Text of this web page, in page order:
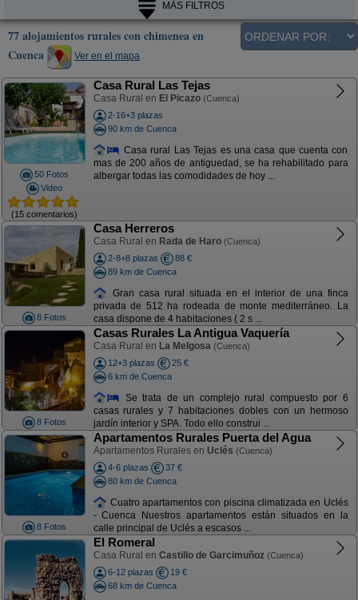
MÁS FILTROS
77 alojamientos rurales con chimenea en
Cuenca
Ver en el mapa
50 Fotos
Video
(15 comentarios)
Casa Rural Las Tejas
Casa Rural en El Picazo (Cuenca)
2-16+3 plazas
90 km de Cuenca
Casa rural Las Tejas es una casa que cuenta con
mas de 200 años de antiguedad, se ha rehabilitado para
albergar todas las comodidades de hoy ...
8 Fotos
Casa Herreros
Casa Rural en Rada de Haro (Cuenca)
2-8+8 plazas
88 €
89 km de Cuenca
Gran casa rural situada en el interior de una finca
privada de 512 ha rodeada de monte mediterráneo. La
casa dispone de 4 habitaciones ( 2 s ...
8 Fotos
Casas Rurales La Antigua Vaquería
Casa Rural en La Melgosa (Cuenca)
12+3 plazas
25 €
6 km de Cuenca
Se trata de un complejo rural compuesto por 6
casas rurales y 7 habitaciones dobles con un hermoso
jardín interior y SPA. Todo ello construi ...
8 Fotos
Apartamentos Rurales Puerta del Agua
Apartamentos Rurales en Uclés (Cuenca)
4-6 plazas
37 €
80 km de Cuenca
Cuatro apartamentos con piscina climatizada en Uclés
- Cuenca Nuestros apartamentos están situados en la
calle principal de Uclés a escasos ...
El Romeral
Casa Rural en Castillo de Garcimuñoz (Cuenca)
6-12 plazas
19 €
68 km de Cuenca